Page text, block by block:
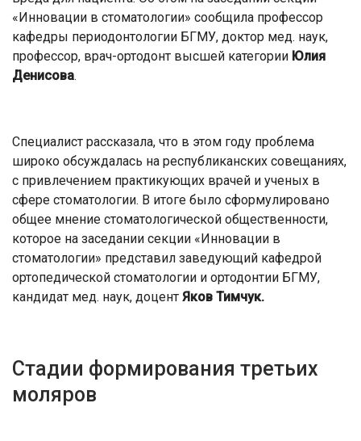
«Инновации в стоматологии» сообщила профессор
кафедры периодонтологии БГМУ, доктор мед. наук,
профессор, врач-ортодонт высшей категории Юлия
Денисова.
Специалист рассказала, что в этом году проблема
широко обсуждалась на республиканских совещаниях,
с привлечением практикующих врачей и ученых в
сфере стоматологии. В итоге было сформулировано
общее мнение стоматологической общественности,
которое на заседании секции «Инновации в
стоматологии» представил заведующий кафедрой
ортопедической стоматологии и ортодонтии БГМУ,
кандидат мед. наук, доцент Яков Тимчук.
Стадии формирования третьих
моляров